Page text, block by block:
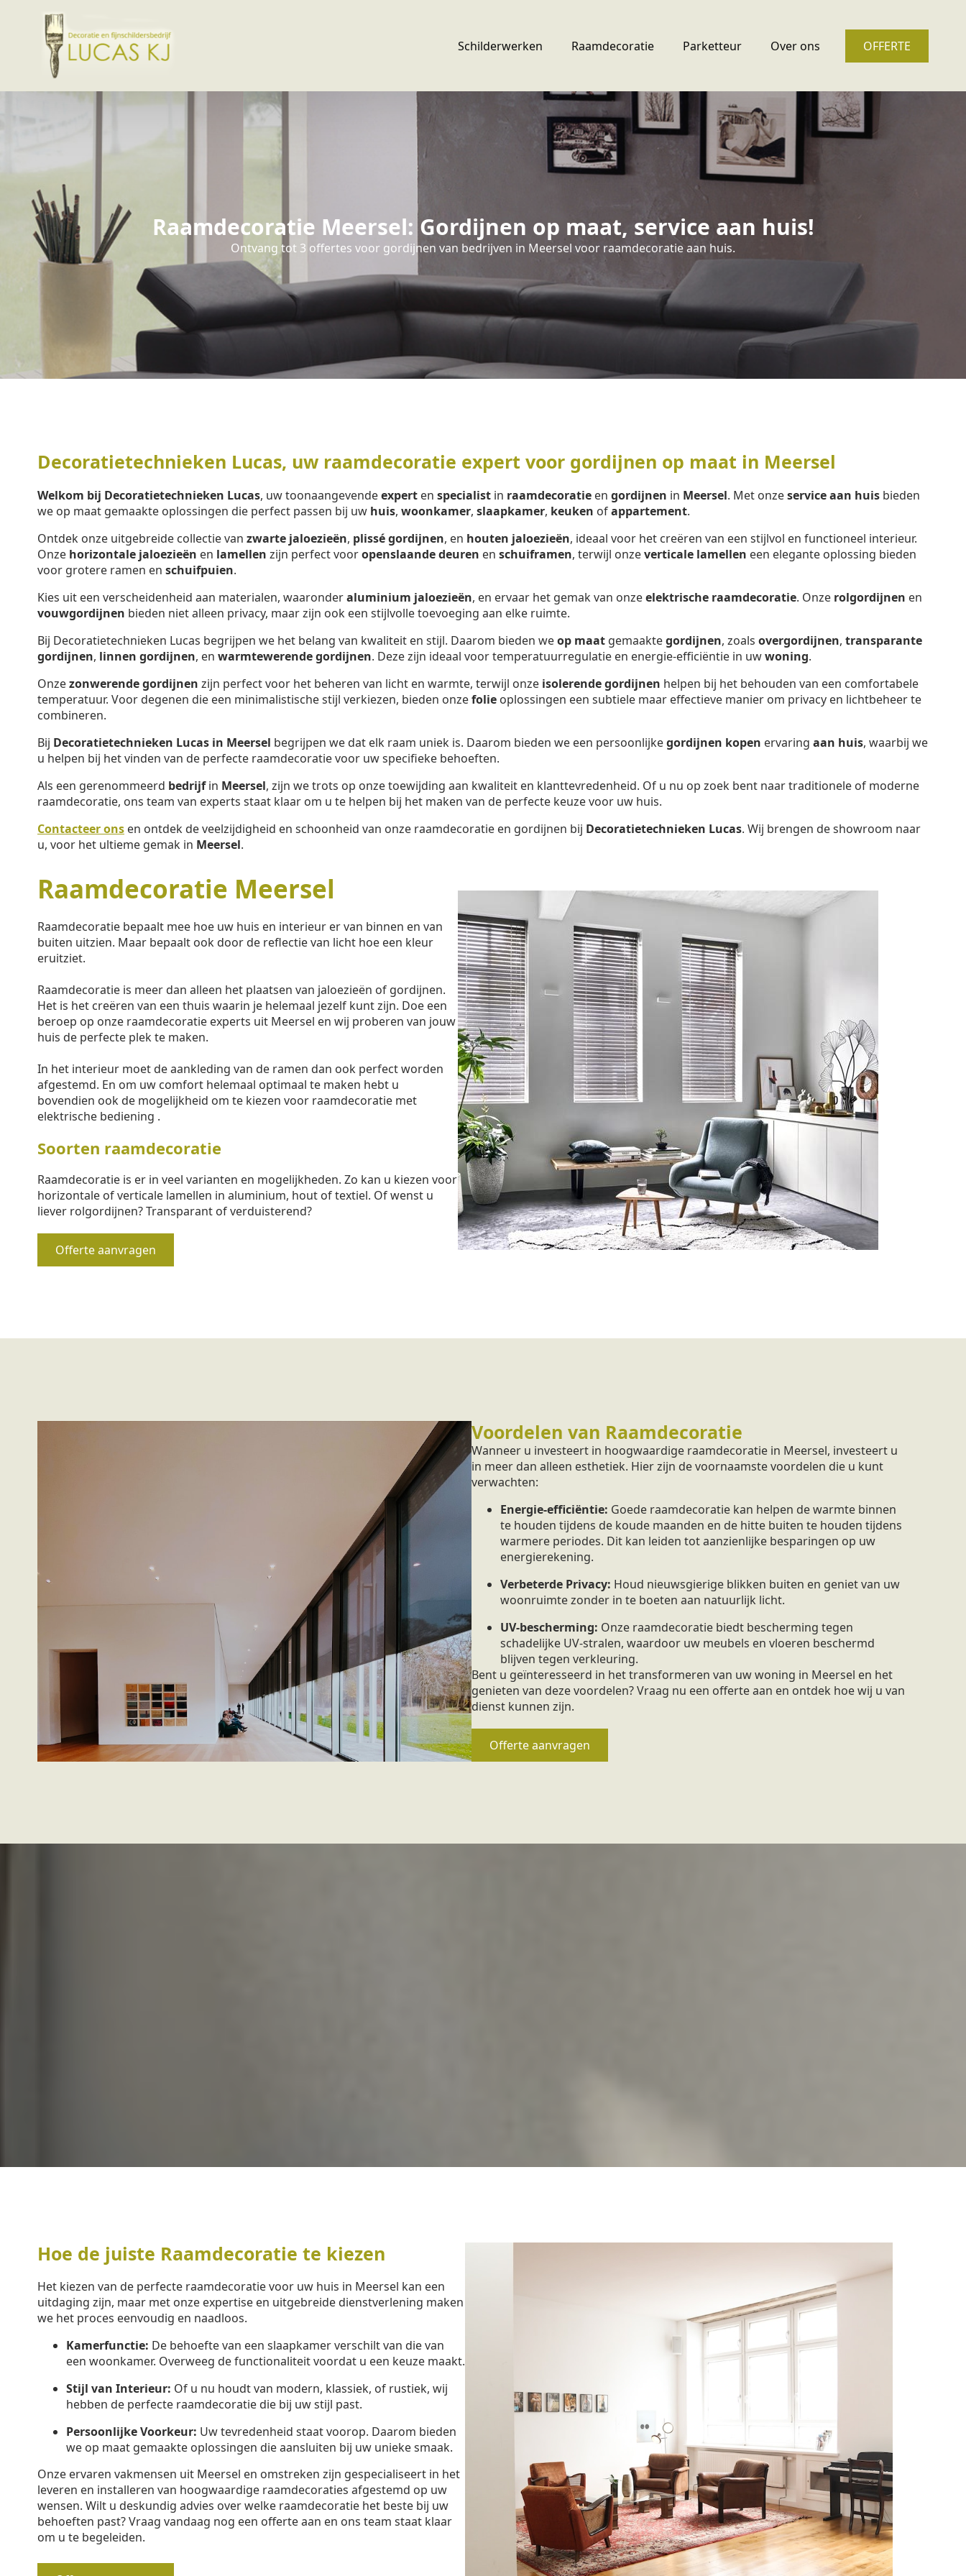
Schilderwerken Raamdecoratie Parketteur Over ons OFFERTE
Raamdecoratie Meersel: Gordijnen op maat, service aan huis!
Ontvang tot 3 offertes voor gordijnen van bedrijven in Meersel voor raamdecoratie aan huis.
Decoratietechnieken Lucas, uw raamdecoratie expert voor gordijnen op maat in Meersel
Welkom bij Decoratietechnieken Lucas, uw toonaangevendeexpert en specialist in raamdecoratie en gordijnen in Meersel. Met onzeservice aan huis bieden
we op maat gemaakte oplossingen die perfect passen bij uw huis, woonkamer, slaapkamer, keuken ofappartement.
Ontdek onze uitgebreide collectie van zwarte jaloezieën, plissé gordijnen, en houten jaloezieën, ideaal voor het creëren van een stijlvol en functioneel interieur.
Onze horizontale jaloezieën en lamellen zijn perfect vooropenslaande deuren en schuiframen, terwijl onzeverticale lamellen een elegante oplossing bieden
voor grotere ramen en schuifpuien.
Kies uit een verscheidenheid aan materialen, waaronderaluminium jaloezieën, en ervaar het gemak van onzeelektrische raamdecoratie. Onze rolgordijnen en
vouwgordijnen bieden niet alleen privacy, maar zijn ook een stijlvolle toevoeging aan elke ruimte.
Bij Decoratietechnieken Lucas begrijpen we het belang van kwaliteit en stijl. Daarom bieden weop maat gemaaktegordijnen, zoals overgordijnen, transparante
gordijnen, linnen gordijnen, en warmtewerende gordijnen. Deze zijn ideaal voor temperatuurregulatie en energie-efficiëntie in uwwoning.
Onzezonwerende gordijnen zijn perfect voor het beheren van licht en warmte, terwijl onze isolerende gordijnen helpen bij het behouden van een comfortabele
temperatuur. Voor degenen die een minimalistische stijl verkiezen, bieden onzefolie oplossingen een subtiele maar effectieve manier om privacy en lichtbeheer te
combineren.
Bij Decoratietechnieken Lucas in Meersel begrijpen we dat elk raam uniek is. Daarom bieden we een persoonlijkegordijnen kopen ervaring aan huis, waarbij we
u helpen bij het vinden van de perfecte raamdecoratie voor uw specifieke behoeften.
Als een gerenommeerd bedrijfin Meersel, zijn we trots op onze toewijding aan kwaliteit en klanttevredenheid. Of u nu op zoek bent naar traditionele of moderne
raamdecoratie, ons team van experts staat klaar om u te helpen bij het maken van de perfecte keuze voor uw huis.
Contacteer ons en ontdek de veelzijdigheid en schoonheid van onze raamdecoratie en gordijnen bij Decoratietechnieken Lucas. Wij brengen de showroom naar
u, voor het ultieme gemak in Meersel.
Raamdecoratie Meersel
Raamdecoratie bepaalt mee hoe uw huis en interieur er van binnen en van
buiten uitzien. Maar bepaalt ook door de reflectie van licht hoe een kleur
eruitziet.
Raamdecoratie is meer dan alleen het plaatsen van jaloezieën of gordijnen.
Het is het creëren van een thuis waarin je helemaal jezelf kunt zijn. Doe een
beroep op onze raamdecoratie experts uit Meersel en wij proberen van jouw
huis de perfecte plek te maken.
In het interieur moet de aankleding van de ramen dan ook perfect worden
afgestemd. En om uw comfort helemaal optimaal te maken hebt u
bovendien ook de mogelijkheid om te kiezen voor raamdecoratie met
elektrische bediening .
Soorten raamdecoratie
Raamdecoratie is er in veel varianten en mogelijkheden. Zo kan u kiezen voor
horizontale of verticale lamellen in aluminium, hout of textiel. Of wenst u
liever rolgordijnen? Transparant of verduisterend?
Offerte aanvragen
Voordelen van Raamdecoratie
Wanneer u investeert in hoogwaardige raamdecoratie in Meersel, investeert u
in meer dan alleen esthetiek. Hier zijn de voornaamste voordelen die u kunt
verwachten:
Energie-efficiëntie: Goede raamdecoratie kan helpen de warmte binnen
te houden tijdens de koude maanden en de hitte buiten te houden tijdens
warmere periodes. Dit kan leiden tot aanzienlijke besparingen op uw
energierekening.
Verbeterde Privacy: Houd nieuwsgierige blikken buiten en geniet van uw
woonruimte zonder in te boeten aan natuurlijk licht.
UV-bescherming: Onze raamdecoratie biedt bescherming tegen
schadelijke UV-stralen, waardoor uw meubels en vloeren beschermd
blijven tegen verkleuring.
Bent u geïnteresseerd in het transformeren van uw woning in Meersel en het
genieten van deze voordelen? Vraag nu een offerte aan en ontdek hoe wij u van
dienst kunnen zijn.
Offerte aanvragen
Hoe de juiste Raamdecoratie te kiezen
Het kiezen van de perfecte raamdecoratie voor uw huis in Meersel kan een
uitdaging zijn, maar met onze expertise en uitgebreide dienstverlening maken
we het proces eenvoudig en naadloos.
Kamerfunctie: De behoefte van een slaapkamer verschilt van die van
een woonkamer. Overweeg de functionaliteit voordat u een keuze maakt.
Stijl van Interieur: Of u nu houdt van modern, klassiek, of rustiek, wij
hebben de perfecte raamdecoratie die bij uw stijl past.
Persoonlijke Voorkeur: Uw tevredenheid staat voorop. Daarom bieden
we op maat gemaakte oplossingen die aansluiten bij uw unieke smaak.
Onze ervaren vakmensen uit Meersel en omstreken zijn gespecialiseert in het
leveren en installeren van hoogwaardige raamdecoraties afgestemd op uw
wensen. Wilt u deskundig advies over welke raamdecoratie het beste bij uw
behoeften past? Vraag vandaag nog een offerte aan en ons team staat klaar
om u te begeleiden.